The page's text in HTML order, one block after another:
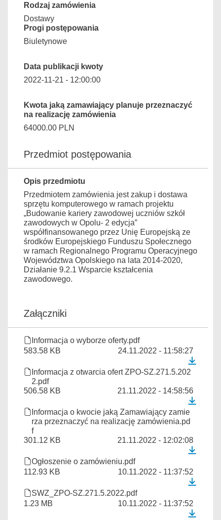
Rodzaj zamówienia
Dostawy
Progi postępowania
Biuletynowe
Data publikacji kwoty
2022-11-21 - 12:00:00
Kwota jaką zamawiający planuje przeznaczyć
na realizację zamówienia
64000.00 PLN
Przedmiot postępowania
Opis przedmiotu
Przedmiotem zamówienia jest zakup i dostawa
sprzętu komputerowego w ramach projektu
„Budowanie kariery zawodowej uczniów szkół
zawodowych w Opolu- 2 edycja”
współfinansowanego przez Unię Europejską ze
środków Europejskiego Funduszu Społecznego
w ramach Regionalnego Programu Operacyjnego
Województwa Opolskiego na lata 2014-2020,
Działanie 9.2.1 Wsparcie kształcenia
zawodowego.
Załączniki
Informacja o wyborze oferty.pdf
583.58 KB
24.11.2022 - 11:58:27
Informacja z otwarcia ofert ZPO-SZ.271.5.202
2.pdf
506.58 KB
21.11.2022 - 14:58:56
Informacja o kwocie jaką Zamawiający zamie
rza przeznaczyć na realizację zamówienia.pd
f
301.12 KB
21.11.2022 - 12:02:08
Ogłoszenie o zamówieniu.pdf
112.93 KB
10.11.2022 - 11:37:52
SWZ_ZPO-SZ.271.5.2022.pdf
1.23 MB
10.11.2022 - 11:37:52